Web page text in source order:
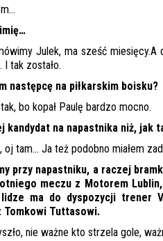
Julek, ma sześć
I tak zostało.
następcę na piłkarskim boisku?
tak, bo kopał Paulę bardzo mocno.
kandydat na napastnika niż, jak
oj tam… Ja też podobno miałem
przy napastniku, a raczej
meczu z Motorem
ma do dyspozycji trener
Tomkowi Tuttasowi.
nie ważne kto strzela gole,